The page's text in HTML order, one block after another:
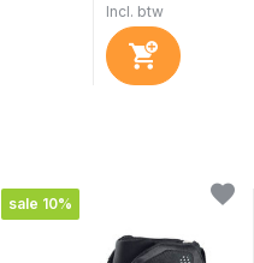
Incl. btw
sale 10%